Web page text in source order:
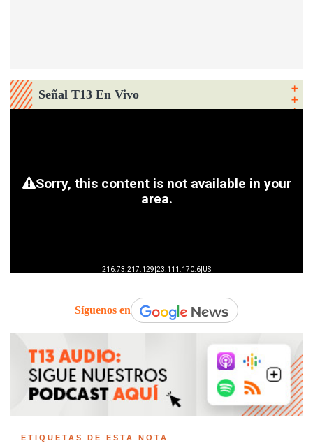
Señal T13 En Vivo
Síguenos en
ETIQUETAS DE ESTA NOTA